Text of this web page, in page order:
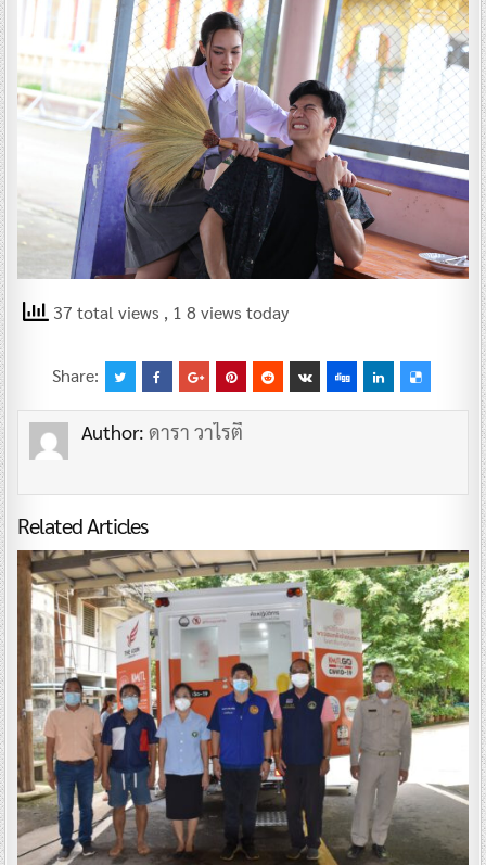
37 total views , 1 8 views today
Share:
Author: ดารา วาไรตี้
Related Articles